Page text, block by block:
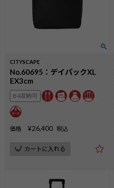
CITYSCAPE
No.60695：デイパックXL
EX3cm
B4収納可
価格 ¥26,400 税込
カートに入れる